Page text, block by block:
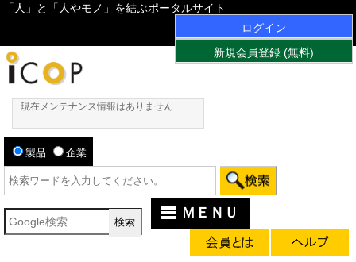
「人」と「人やモノ」を結ぶポータルサイト
ログイン
新規会員登録 (無料)
現在メンテナンス情報はありません
製品 企業
ＭＥＮＵ